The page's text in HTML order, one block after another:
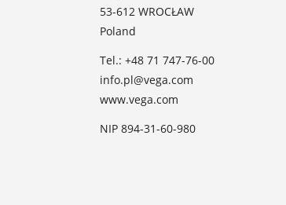
53-612 WROCŁAW
Poland
Tel.: +48 71 747-76-00
info.pl@vega.com
www.vega.com
NIP 894-31-60-980